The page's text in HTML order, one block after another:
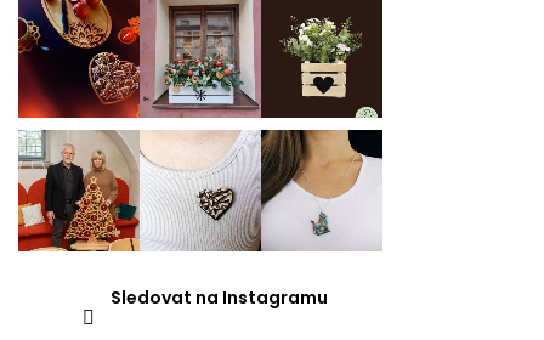
Sledovat na Instagramu